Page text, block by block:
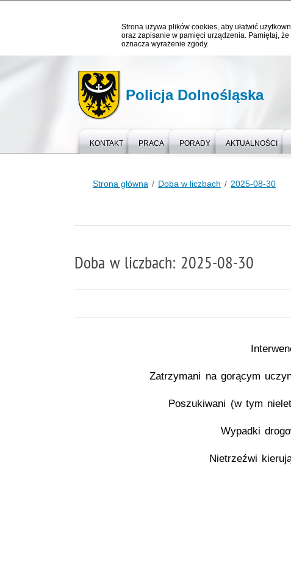
Strona używa plików cookies, aby ułatwić
oraz zapisanie w pamięci urządzenia. Pamiętaj,
oznacza wyrażenie zgody.
Policja Dolnośląska
KONTAKT PRACA PORADY AKTUALNOŚCI
Strona główna Doba w liczbach 2025-08-30
Doba w liczbach: 2025-08-30
Zatrzymani na gorącym
Poszukiwani (w tym
Wypadki
Nietrzeźwi